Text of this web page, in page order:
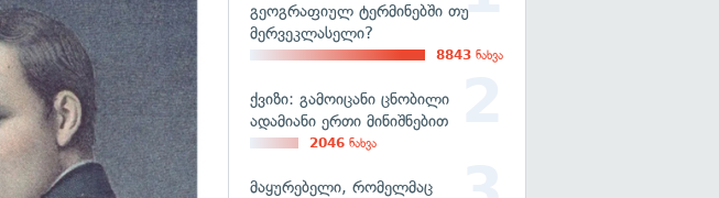
გეოგრაფიულ ტერმინებში თუ
მერვეკლასელი?
8843 ნახვა
ქვიზი: გამოიცანი ცნობილი
ადამიანი ერთი მინიშნებით
2046 ნახვა
მაყურებელი, რომელმაც